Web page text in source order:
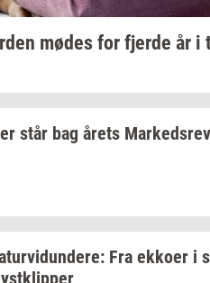
mødes for fjer­de år i
står bag årets
Fra ek­ko­er i